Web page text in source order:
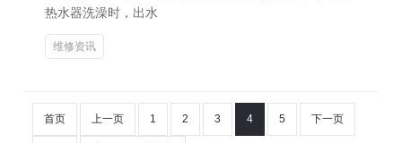
热水器洗澡时，出水
维修资讯
首页 上一页 1 2 3 4 5 下一页